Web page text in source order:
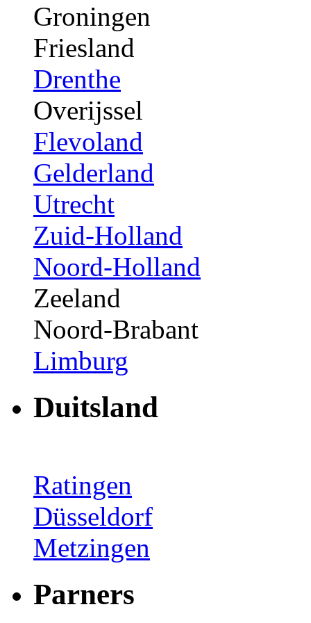
Groningen
Friesland
Drenthe
Overijssel
Flevoland
Gelderland
Utrecht
Zuid-Holland
Noord-Holland
Zeeland
Noord-Brabant
Limburg
Duitsland
Ratingen
Düsseldorf
Metzingen
Parners